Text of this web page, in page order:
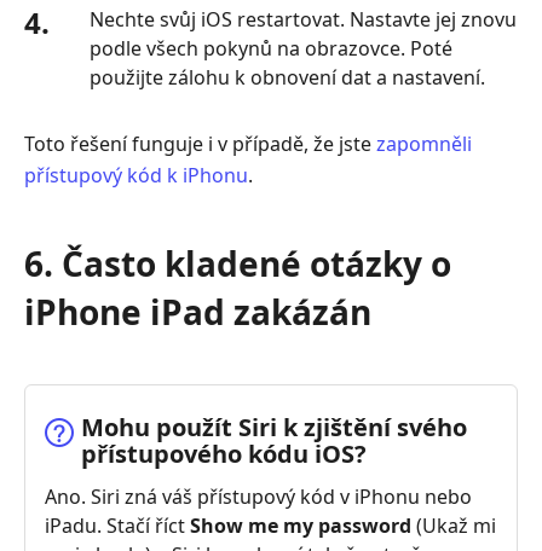
4.
Nechte svůj iOS restartovat. Nastavte jej znovu
podle všech pokynů na obrazovce. Poté
použijte zálohu k obnovení dat a nastavení.
Toto řešení funguje i v případě, že jstezapomněli
přístupový kód k iPhonu.
6. Často kladené otázky o
iPhone iPad zakázán
Mohu použít Siri k zjištění svého
přístupového kódu iOS?
Ano. Siri zná váš přístupový kód v iPhonu nebo
iPadu. Stačí říctShow me my password (Ukaž mi